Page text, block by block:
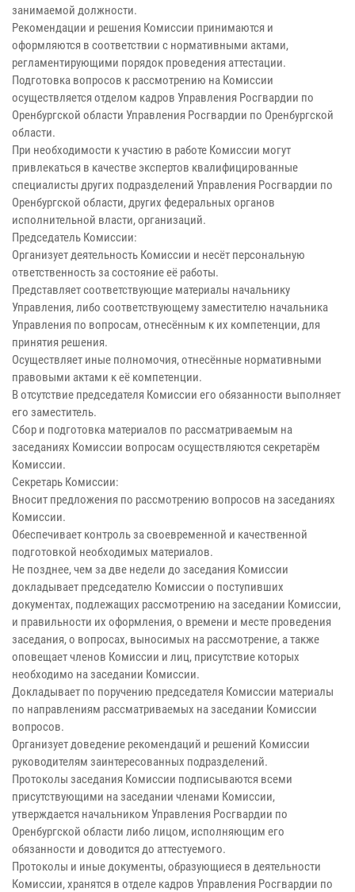
занимаемой должности.
Рекомендации и решения Комиссии принимаются и
оформляются в соответствии с нормативными актами,
регламентирующими порядок проведения аттестации.
Подготовка вопросов к рассмотрению на Комиссии
осуществляется отделом кадров Управления Росгвардии по
Оренбургской области Управления Росгвардии по Оренбургской
области.
При необходимости к участию в работе Комиссии могут
привлекаться в качестве экспертов квалифицированные
специалисты других подразделений Управления Росгвардии по
Оренбургской области, других федеральных органов
исполнительной власти, организаций.
Председатель Комиссии:
Организует деятельность Комиссии и несёт персональную
ответственность за состояние её работы.
Представляет соответствующие материалы начальнику
Управления, либо соответствующему заместителю начальника
Управления по вопросам, отнесённым к их компетенции, для
принятия решения.
Осуществляет иные полномочия, отнесённые нормативными
правовыми актами к её компетенции.
В отсутствие председателя Комиссии его обязанности выполняет
его заместитель.
Сбор и подготовка материалов по рассматриваемым на
заседаниях Комиссии вопросам осуществляются секретарём
Комиссии.
Секретарь Комиссии:
Вносит предложения по рассмотрению вопросов на заседаниях
Комиссии.
Обеспечивает контроль за своевременной и качественной
подготовкой необходимых материалов.
Не позднее, чем за две недели до заседания Комиссии
докладывает председателю Комиссии о поступивших
документах, подлежащих рассмотрению на заседании Комиссии,
и правильности их оформления, о времени и месте проведения
заседания, о вопросах, выносимых на рассмотрение, а также
оповещает членов Комиссии и лиц, присутствие которых
необходимо на заседании Комиссии.
Докладывает по поручению председателя Комиссии материалы
по направлениям рассматриваемых на заседании Комиссии
вопросов.
Организует доведение рекомендаций и решений Комиссии
руководителям заинтересованных подразделений.
Протоколы заседания Комиссии подписываются всеми
присутствующими на заседании членами Комиссии,
утверждается начальником Управления Росгвардии по
Оренбургской области либо лицом, исполняющим его
обязанности и доводится до аттестуемого.
Протоколы и иные документы, образующиеся в деятельности
Комиссии, хранятся в отделе кадров Управления Росгвардии по